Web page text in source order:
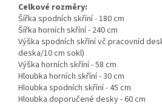
Celkové rozměry:
Šířka spodních skříní - 180 cm
Šířka horních skříní - 240 cm
Výška spodních skříní vč.pracovníd
deska/10 cm sokl)
Výška horních skříní - 58 cm
Hloubka horních skříní - 30 cm
Hloubka spodních skříní - 45 cm
Hloubka doporučené desky - 60 cm